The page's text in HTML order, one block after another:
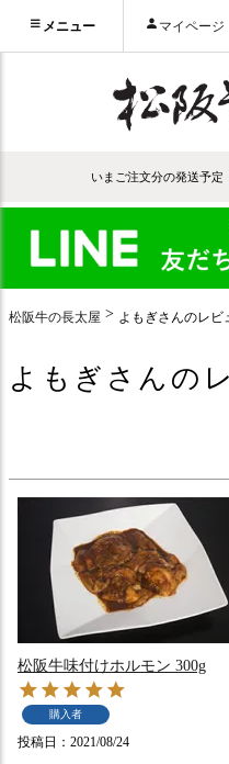
メニュー マイページ
いまご注文分の発送予定
松阪牛の長太屋 よもぎさんのレビ
よもぎさんの
松阪牛味付けホルモン 300g
購入者
投稿日 2021/08/24